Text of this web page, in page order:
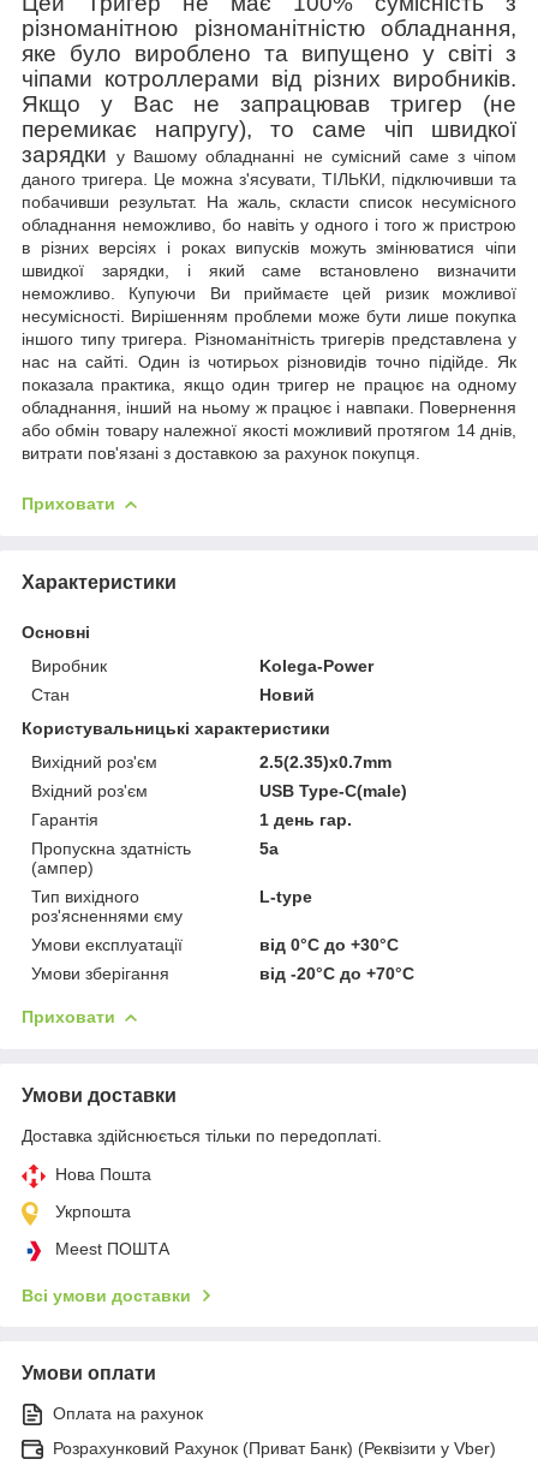
різноманітною різноманітністю обладнання,
яке було вироблено та випущено у світі з
чіпами котроллерами від різних виробників.
Якщо у Вас не запрацював тригер (не
перемикає напругу), то саме чіп швидкої
зарядкиу Вашому обладнанні не сумісний саме з чіпом
даного тригера. Це можна з'ясувати, ТІЛЬКИ, підключивши та
побачивши результат. На жаль, скласти список несумісного
обладнання неможливо, бо навіть у одного і того ж пристрою
в різних версіях і роках випусків можуть змінюватися чіпи
швидкої зарядки, і який саме встановлено визначити
неможливо. Купуючи Ви приймаєте цей ризик можливої
несумісності. Вирішенням проблеми може бути лише покупка
іншого типу тригера. Різноманітність тригерів представлена у
нас на сайті. Один із чотирьох різновидів точно підійде. Як
показала практика, якщо один тригер не працює на одному
обладнання, інший на ньому ж працює і навпаки. Повернення
або обмін товару належної якості можливий протягом 14 днів,
витрати пов'язані з доставкою за рахунок покупця.
Приховати
Характеристики
Основні
Виробник
Kolega-Power
Стан
Новий
Користувальницькі характеристики
Вихідний роз'єм
2.5(2.35)x0.7mm
Вхідний роз'єм
USB Type-C(male)
Гарантія
1 день гар.
Пропускна здатність
(ампер)
5a
Тип вихідного
роз'ясненнями єму
L-type
Умови експлуатації
від 0°C до +30°C
Умови зберігання
від -20°C до +70°C
Приховати
Умови доставки
Доставка здійснюється тільки по передоплаті.
Нова Пошта
Укрпошта
Meest ПОШТА
Всі умови доставки
Умови оплати
Оплата на рахунок
Розрахунковий Рахунок (Приват Банк) (Реквізити у Vber)